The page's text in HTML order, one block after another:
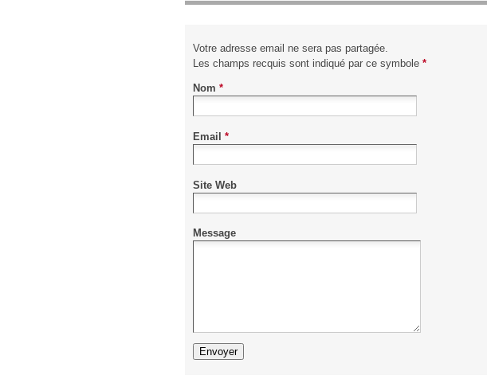
Votre adresse email ne sera pas partagée.
Les champs recquis sont indiqué par ce symbole *
Nom *
Email *
Site Web
Message